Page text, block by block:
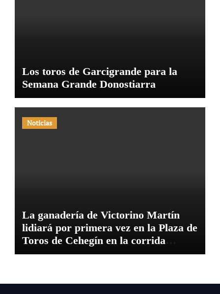
Los toros de Garcigrande para la
Semana Grande Donostiarra
Noticias
La ganadería de Victorino Martín
lidiará por primera vez en la Plaza de
Toros de Cehegín en la corrida
conmemorativa de su 125 aniversario